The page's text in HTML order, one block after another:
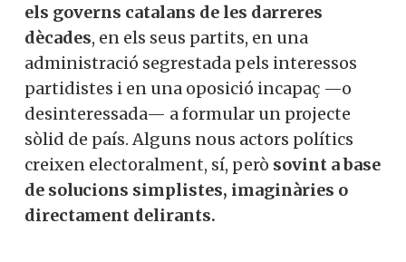
els governs catalans de les darreres
dècades, en els seus partits, en una
administració segrestada pels interessos
partidistes i en una oposició incapaç —o
desinteressada— a formular un projecte
sòlid de país. Alguns nous actors polítics
creixen electoralment, sí, però sovint a base
de solucions simplistes, imaginàries o
directament delirants.